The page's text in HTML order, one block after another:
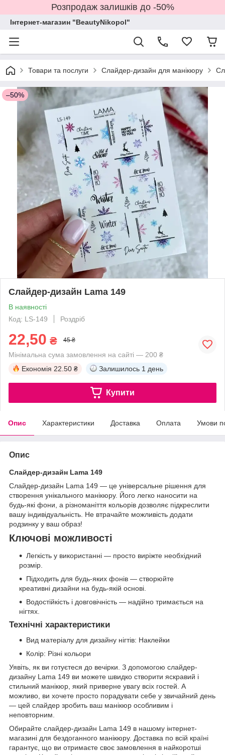
Розпродаж залишків до -50%
Інтернет-магазин "BeautyNikopol"
Товари та послуги Слайдер-дизайн для манікюру
–50%
Слайдер-дизайн Lama 149
В наявності
Код: LS-149
Роздріб
22,50 ₴ 45 ₴
Мінімальна сума замовлення на сайті — 200 ₴
Економія 22.50 ₴ Залишилось 1 день
Купити
Опис Характеристики Доставка Оплата Умови
Опис
Слайдер-дизайн Lama 149
Слайдер-дизайн Lama 149 — це універсальне рішення для
створення унікального манікюру. Його легко наносити на
будь-які фони, а різноманіття кольорів дозволяє підкреслити
вашу індивідуальність. Не втрачайте можливість додати
родзинку у ваш образ!
Ключові можливості
Легкість у використанні — просто виріжте необхідний
розмір.
Підходить для будь-яких фонів — створюйте
креативні дизайни на будь-якій основі.
Водостійкість і довговічність — надійно тримається на
нігтях.
Технічні характеристики
Вид матеріалу для дизайну нігтів: Наклейки
Колір: Різні кольори
Уявіть, як ви готуєтеся до вечірки. З допомогою слайдер-
дизайну Lama 149 ви можете швидко створити яскравий і
стильний манікюр, який приверне увагу всіх гостей. А
можливо, ви хочете просто порадувати себе у звичайний день
— цей слайдер зробить ваш манікюр особливим і
неповторним.
Обирайте слайдер-дизайн Lama 149 в нашому інтернет-
магазині для бездоганного манікюру. Доставка по всій країні
гарантує, що ви отримаєте своє замовлення в найкоротші